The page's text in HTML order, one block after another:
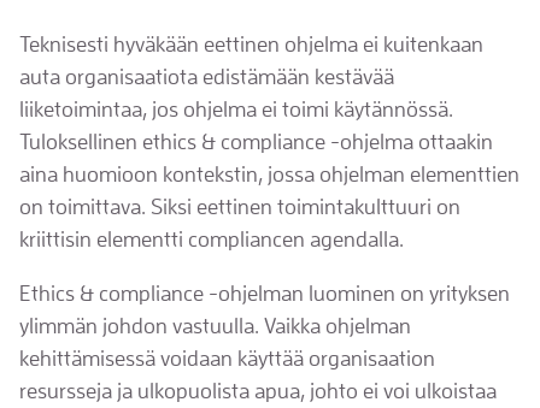
Teknisesti hyväkään eettinen ohjelma ei kuitenkaan
auta organisaatiota edistämään kestävää
liiketoimintaa, jos ohjelma ei toimi käytännössä.
Tuloksellinen ethics & compliance -ohjelma ottaakin
aina huomioon kontekstin, jossa ohjelman elementtien
on toimittava. Siksi eettinen toimintakulttuuri on
kriittisin elementti compliancen agendalla.
Ethics & compliance -ohjelman luominen on yrityksen
ylimmän johdon vastuulla. Vaikka ohjelman
kehittämisessä voidaan käyttää organisaation
resursseja ja ulkopuolista apua, johto ei voi ulkoistaa